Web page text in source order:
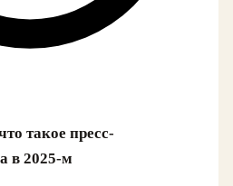
такое пресс-
в 2025‑м